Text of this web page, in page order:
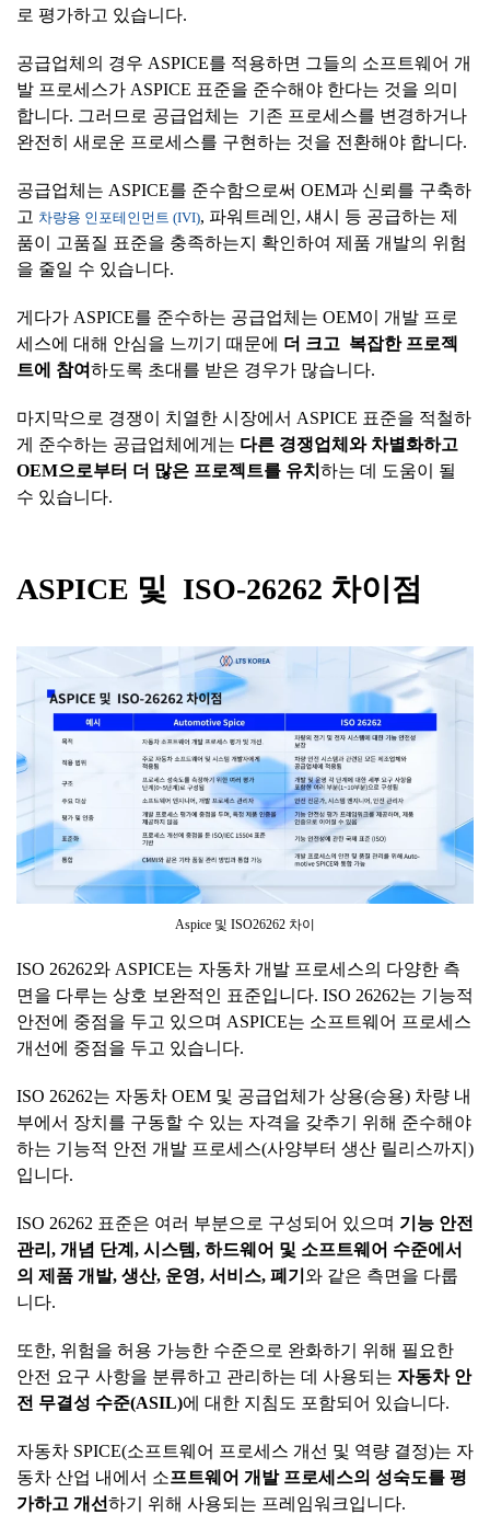
로 평가하고 있습니다.
공급업체의 경우 ASPICE를 적용하면 그들의 소프트웨어 개
발 프로세스가 ASPICE 표준을 준수해야 한다는 것을 의미
합니다. 그러므로 공급업체는 기존 프로세스를 변경하거나
완전히 새로운 프로세스를 구현하는 것을 전환해야 합니다.
공급업체는 ASPICE를 준수함으로써 OEM과 신뢰를 구축하
고 차량용 인포테인먼트 (IVI), 파워트레인, 섀시 등 공급하는 제
품이 고품질 표준을 충족하는지 확인하여 제품 개발의 위험
을 줄일 수 있습니다.
게다가 ASPICE를 준수하는 공급업체는 OEM이 개발 프로
세스에 대해 안심을 느끼기 때문에 더 크고 복잡한 프로젝
트에
참여하도록 초대를 받은 경우가 많습니다.
마지막으로 경쟁이 치열한 시장에서 ASPICE 표준을 적철하
게 준수하는 공급업체에게는 다른 경쟁업체와 차별화하고
OEM으로부터 더 많은 프로젝트를 유치 하는 데 도움이 될
수 있습니다.
ASPICE 및 ISO-26262 차이점
Aspice 및 ISO26262 차이
ISO 26262와 ASPICE는 자동차 개발 프로세스의 다양한 측
면을 다루는 상호 보완적인 표준입니다. ISO 26262는 기능적
안전에 중점을 두고 있으며 ASPICE는 소프트웨어 프로세스
개선에 중점을 두고 있습니다.
ISO 26262는 자동차 OEM 및 공급업체가 상용(승용) 차량 내
부에서 장치를 구동할 수 있는 자격을 갖추기 위해 준수해야
하는 기능적 안전 개발 프로세스(사양부터 생산 릴리스까지)
입니다.
ISO 26262 표준은 여러 부분으로 구성되어 있으며 기능 안전
관리 , 개념 단계 , 시스템, 하드웨어 및 소프트웨어 수준에서
의 제품 개발, 생산, 운영, 서비스, 폐기 와 같은 측면을 다룹
니다.
또한, 위험을 허용 가능한 수준으로 완화하기 위해 필요한
안전 요구 사항을 분류하고 관리하는 데 사용되는 자동차 안
전 무결성 수준(ASIL)에 대한 지침도 포함되어 있습니다.
자동차 SPICE(소프트웨어 프로세스 개선 및 역량 결정)는 자
동차 산업 내에서 소프트웨어 개발 프로세스의 성숙도를 평
가하고 개선하기 위해 사용되는 프레임워크입니다.